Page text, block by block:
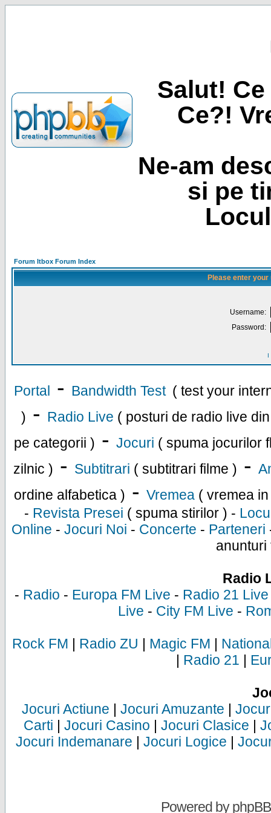
Salut!
Ce?!
Ne-am
si pe
Forum Itbox Forum Index
Please enter
Username:
Password:
I
Portal - Bandwidth Test ( test your
) - Radio Live ( posturi de radio live
pe categorii ) - Jocuri ( spuma jocurilor
zilnic ) - Subtitrari ( subtitrari filme ) -
ordine alfabetica ) - Vremea ( vremea
- Revista Presei ( spuma stirilor ) -
Online - Jocuri Noi - Concerte - Parteneri
anunturi
Radio
- Radio - Europa FM Live - Radio 21 Live
Live - City FM Live -
Rock FM | Radio ZU | Magic FM |
| Radio 21 |
Jocuri Actiune | Jocuri Amuzante |
Carti | Jocuri Casino | Jocuri Clasice |
Jocuri Indemanare | Jocuri Logice |
Powered byphpBB